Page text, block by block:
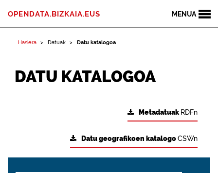
MENUA
OPENDATA.BIZKAIA.EUS
Hasiera Datuak Datu katalogoa
DATU KATALOGOA
Metadatuak RDFn
Datu geografikoen katalogoCSWn